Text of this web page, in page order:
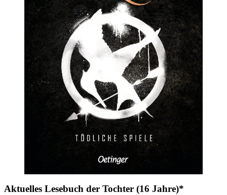
Aktuelles Lesebuch der Tochter (16 Jahre)*